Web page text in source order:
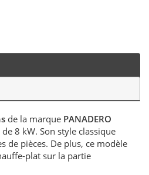
de la marque PANADERO
8 kW. Son style classique
de pièces. De plus, ce modèle
plat sur la partie